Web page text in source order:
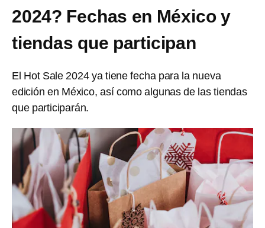
2024? Fechas en México y
tiendas que participan
El Hot Sale 2024 ya tiene fecha para la nueva
edición en México, así como algunas de las tiendas
que participarán.